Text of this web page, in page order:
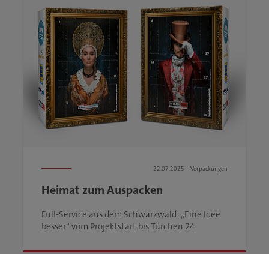
22.07.2025 Verpackungen
Heimat zum Auspacken
Full-Service aus dem Schwarzwald: „Eine Idee
besser“ vom Projektstart bis Türchen 24